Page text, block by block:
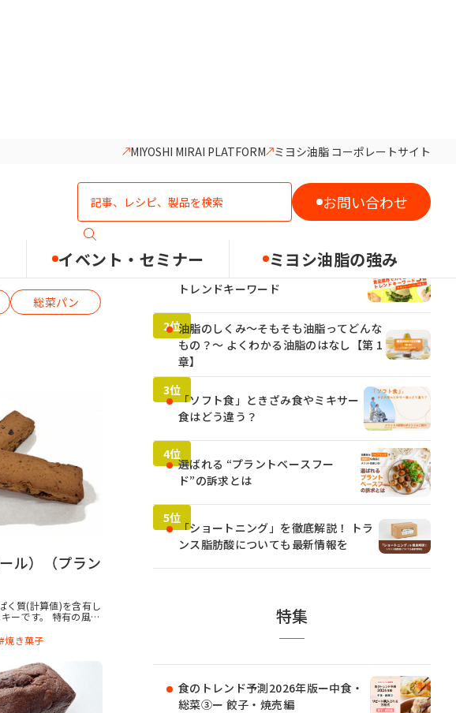
MIYOSHI MIRAI PLATFORM ミヨシ油脂 コーポレートサイト
お問い合わせ
イベント・セミナー ミヨシ油脂の強み
総菜パン
ル）（プラン
く質(計算値)を含有し
ーです。 特有の風味
ター風味」で食べ
。「食品添加物グリ
用するとともに生地
を付与し生地の水分
、とても食べやすい
焼き菓子
人気記事ランキング
2026年食品業界でカギとなる5つの
トレンドキーワード
油脂のしくみ～そもそも油脂ってどんな
もの？～ よくわかる油脂のはなし【第 1
章】
「ソフト食」ときざみ食やミキサー
食はどう違う？
選ばれる “プラントベースフー
ド”の訴求とは
「ショートニング」を徹底解説！ トラ
ンス脂肪酸についても最新情報を
特集
食のトレンド予測2026年版ー中食・
総菜③ー 餃子・焼売編